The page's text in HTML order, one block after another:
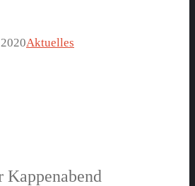
Aktuelles
Kappenabend